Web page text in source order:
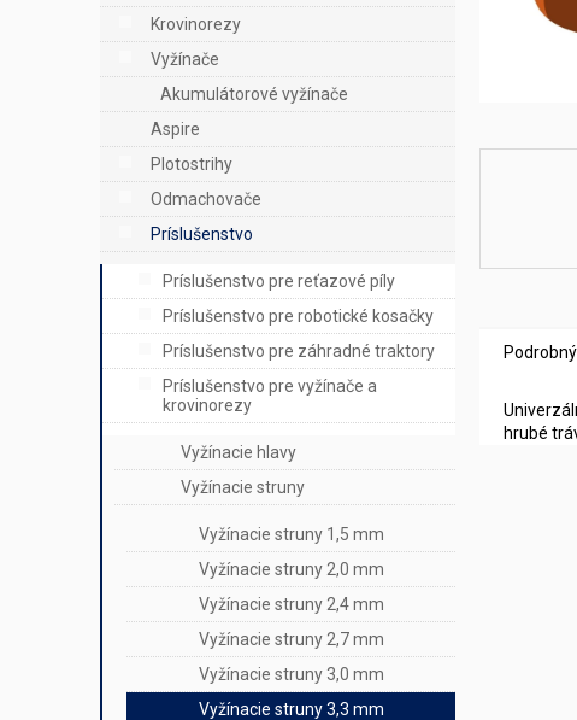
Krovinorezy
Vyžínače
Akumulátorové vyžínače
Aspire
Plotostrihy
Odmachovače
Príslušenstvo
Príslušenstvo pre reťazové píly
Príslušenstvo pre robotické kosačky
Príslušenstvo pre záhradné traktory
Príslušenstvo pre vyžínače a
krovinorezy
Vyžínacie hlavy
Vyžínacie struny
Vyžínacie struny 1,5 mm
Vyžínacie struny 2,0 mm
Vyžínacie struny 2,4 mm
Vyžínacie struny 2,7 mm
Vyžínacie struny 3,0 mm
Vyžínacie struny 3,3 mm
hrubé